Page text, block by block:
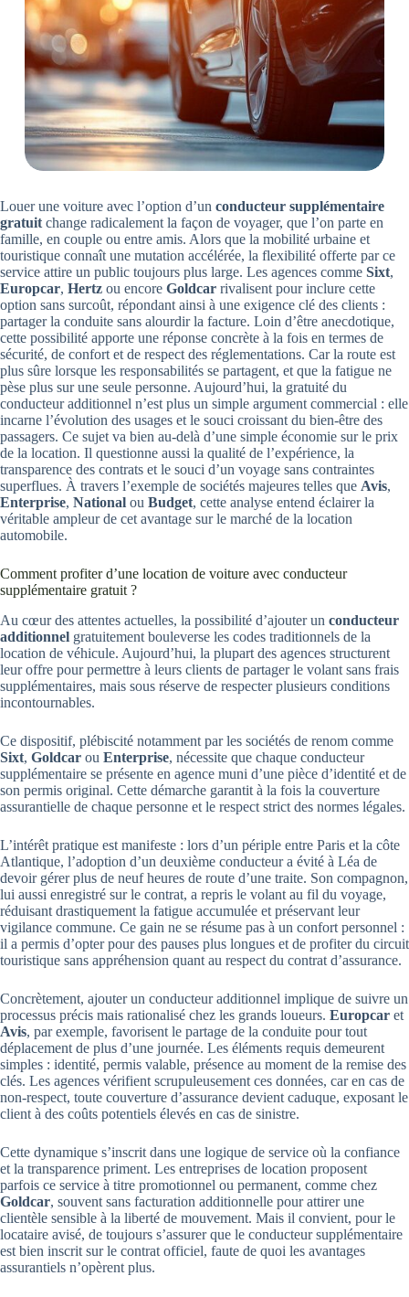
Louer une voiture avec l’option d’un conducteur supplémentaire
gratuit change radicalement la façon de voyager, que l’on parte en
famille, en couple ou entre amis. Alors que la mobilité urbaine et
touristique connaît une mutation accélérée, la flexibilité offerte par ce
service attire un public toujours plus large. Les agences comme Sixt,
Europcar, Hertz ou encore Goldcar rivalisent pour inclure cette
option sans surcoût, répondant ainsi à une exigence clé des clients :
partager la conduite sans alourdir la facture. Loin d’être anecdotique,
cette possibilité apporte une réponse concrète à la fois en termes de
sécurité, de confort et de respect des réglementations. Car la route est
plus sûre lorsque les responsabilités se partagent, et que la fatigue ne
pèse plus sur une seule personne. Aujourd’hui, la gratuité du
conducteur additionnel n’est plus un simple argument commercial : elle
incarne l’évolution des usages et le souci croissant du bien-être des
passagers. Ce sujet va bien au-delà d’une simple économie sur le prix
de la location. Il questionne aussi la qualité de l’expérience, la
transparence des contrats et le souci d’un voyage sans contraintes
superflues. À travers l’exemple de sociétés majeures telles que Avis,
Enterprise, National ou Budget, cette analyse entend éclairer la
véritable ampleur de cet avantage sur le marché de la location
automobile.
Comment profiter d’une location de voiture avec conducteur
supplémentaire gratuit ?
Au cœur des attentes actuelles, la possibilité d’ajouter un conducteur
additionnel gratuitement bouleverse les codes traditionnels de la
location de véhicule. Aujourd’hui, la plupart des agences structurent
leur offre pour permettre à leurs clients de partager le volant sans frais
supplémentaires, mais sous réserve de respecter plusieurs conditions
incontournables.
Ce dispositif, plébiscité notamment par les sociétés de renom comme
Sixt, Goldcar ou Enterprise, nécessite que chaque conducteur
supplémentaire se présente en agence muni d’une pièce d’identité et de
son permis original. Cette démarche garantit à la fois la couverture
assurantielle de chaque personne et le respect strict des normes légales.
L’intérêt pratique est manifeste : lors d’un périple entre Paris et la côte
Atlantique, l’adoption d’un deuxième conducteur a évité à Léa de
devoir gérer plus de neuf heures de route d’une traite. Son compagnon,
lui aussi enregistré sur le contrat, a repris le volant au fil du voyage,
réduisant drastiquement la fatigue accumulée et préservant leur
vigilance commune. Ce gain ne se résume pas à un confort personnel :
il a permis d’opter pour des pauses plus longues et de profiter du circuit
touristique sans appréhension quant au respect du contrat d’assurance.
Concrètement, ajouter un conducteur additionnel implique de suivre un
processus précis mais rationalisé chez les grands loueurs. Europcar et
Avis, par exemple, favorisent le partage de la conduite pour tout
déplacement de plus d’une journée. Les éléments requis demeurent
simples : identité, permis valable, présence au moment de la remise des
clés. Les agences vérifient scrupuleusement ces données, car en cas de
non-respect, toute couverture d’assurance devient caduque, exposant le
client à des coûts potentiels élevés en cas de sinistre.
Cette dynamique s’inscrit dans une logique de service où la confiance
et la transparence priment. Les entreprises de location proposent
parfois ce service à titre promotionnel ou permanent, comme chez
Goldcar, souvent sans facturation additionnelle pour attirer une
clientèle sensible à la liberté de mouvement. Mais il convient, pour le
locataire avisé, de toujours s’assurer que le conducteur supplémentaire
est bien inscrit sur le contrat officiel, faute de quoi les avantages
assurantiels n’opèrent plus.